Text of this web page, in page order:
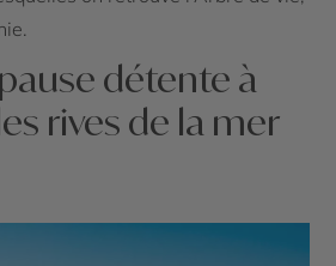
détente à
rives de la mer